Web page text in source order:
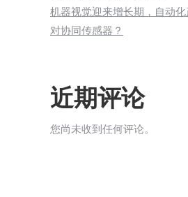
机器视觉迎来增长期，自动
对协同传感器？
近期评论
您尚未收到任何评论。